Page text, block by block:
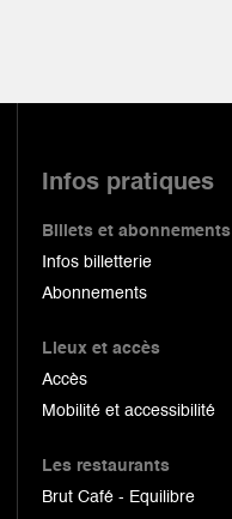
Infos pratiques
Billets et abonnements
Infos billetterie
Abonnements
Lieux et accès
Accès
Mobilité et accessibilité
Les restaurants
Brut Café - Equilibre